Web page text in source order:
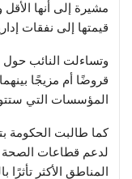
مشيرة إلى أنها
قيمتها إلى نفقات
وتساءلت النائب حول
قروضًا أم مزيجًا
المؤسسات التي
كما طالبت الحكومة
لدعم قطاعات الصحة
المناطق الأكثر